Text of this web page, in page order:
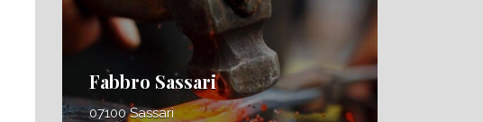
Fabbro Sassari
07100 Sassari